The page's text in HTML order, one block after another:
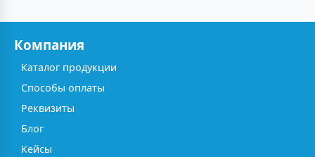
Компания
Каталог продукции
Способы оплаты
Реквизиты
Блог
Кейсы